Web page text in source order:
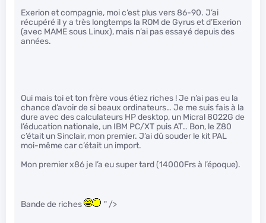
Exerion et compagnie, moi c’est plus vers 86-90. J’ai
récupéré il y a très longtemps la ROM de Gyrus et d’Exerion
(avec MAME sous Linux), mais n’ai pas essayé depuis des
années.
Oui mais toi et ton frère vous étiez riches ! Je n’ai pas eu la
chance d’avoir de si beaux ordinateurs… Je me suis fais à la
dure avec des calculateurs HP desktop, un Micral 8022G de
l’éducation nationale, un IBM PC/XT puis AT… Bon, le Z80
c’était un Sinclair, mon premier. J’ai dû souder le kit PAL
moi-même car c’était un import.
Mon premier x86 je l’a eu super tard (14000Frs à l’époque).
Bande de riches " />